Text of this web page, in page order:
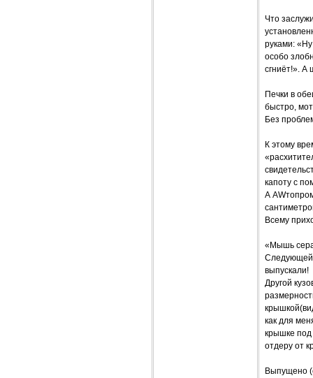
Что
руками:
особо
сгниёт!». А
Печки в
быстро,
Без
К этому
капоту с
А
Всему
«Мышь
Следующей
выпускали!
Другой
как для
крышке под
отдеру от
Выпущено